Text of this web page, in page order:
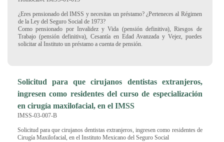
¿Eres pensionado del IMSS y necesitas un préstamo? ¿Perteneces al Régimen
de la Ley del Seguro Social de 1973?
Como pensionado por Invalidez y Vida (pensión definitiva), Riesgos de
Trabajo (pensión definitiva), Cesantía en Edad Avanzada y Vejez, puedes
solicitar al Instituto un préstamo a cuenta de pensión.
Solicitud para que cirujanos dentistas extranjeros,
ingresen como residentes del curso de especialización
en cirugía maxilofacial, en el IMSS
IMSS-03-007-B
Solicitud para que cirujanos dentistas extranjeros, ingresen como residentes de
Cirugía Maxilofacial, en el Instituto Mexicano del Seguro Social